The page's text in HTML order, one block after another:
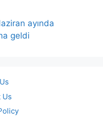
ayında
geldi
Us